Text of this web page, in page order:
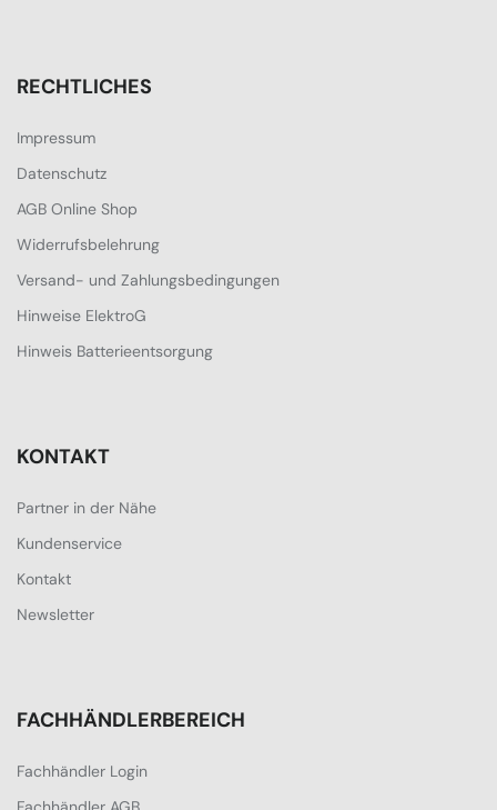
RECHTLICHES
Impressum
Datenschutz
AGB Online Shop
Widerrufsbelehrung
Versand- und Zahlungsbedingungen
Hinweise ElektroG
Hinweis Batterieentsorgung
KONTAKT
Partner in der Nähe
Kundenservice
Kontakt
Newsletter
FACHHÄNDLERBEREICH
Fachhändler Login